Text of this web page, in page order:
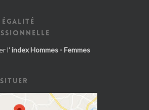
l' index Hommes - Femmes